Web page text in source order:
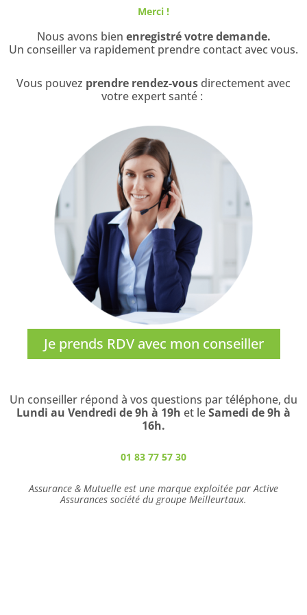
Merci !
Nous avons bien enregistré votre demande.
Un conseiller va rapidement prendre contact avec vous.
Vous pouvez prendre rendez-vousdirectement avec
votre expert santé :
Je prends RDV avec mon conseiller
Un conseiller répond à vos questions par téléphone, du
Lundi au Vendredi de 9h à 19h et leSamedi de 9h à
16h.
01 83 77 57 30
Assurance & Mutuelle est une marque exploitée par Active
Assurances société du groupe Meilleurtaux.